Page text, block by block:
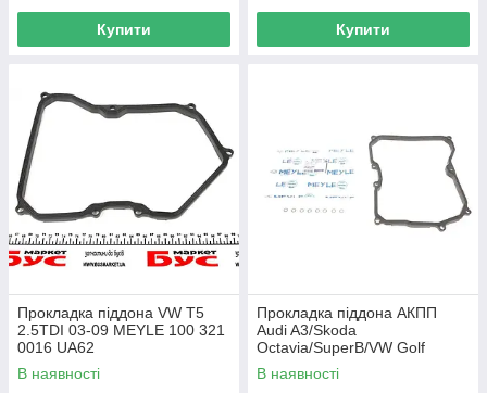
Купити Купити
Прокладка піддона VW T5
2.5TDI 03-09 MEYLE 100 321
0016 UA62
В наявності
Прокладка піддона АКПП
Audi A3/Skoda
Octavia/SuperB/VW Golf
V/Jetta/Passat 1.6-2.0 FSI 03-
12 100 139 0002 UA62
В наявності